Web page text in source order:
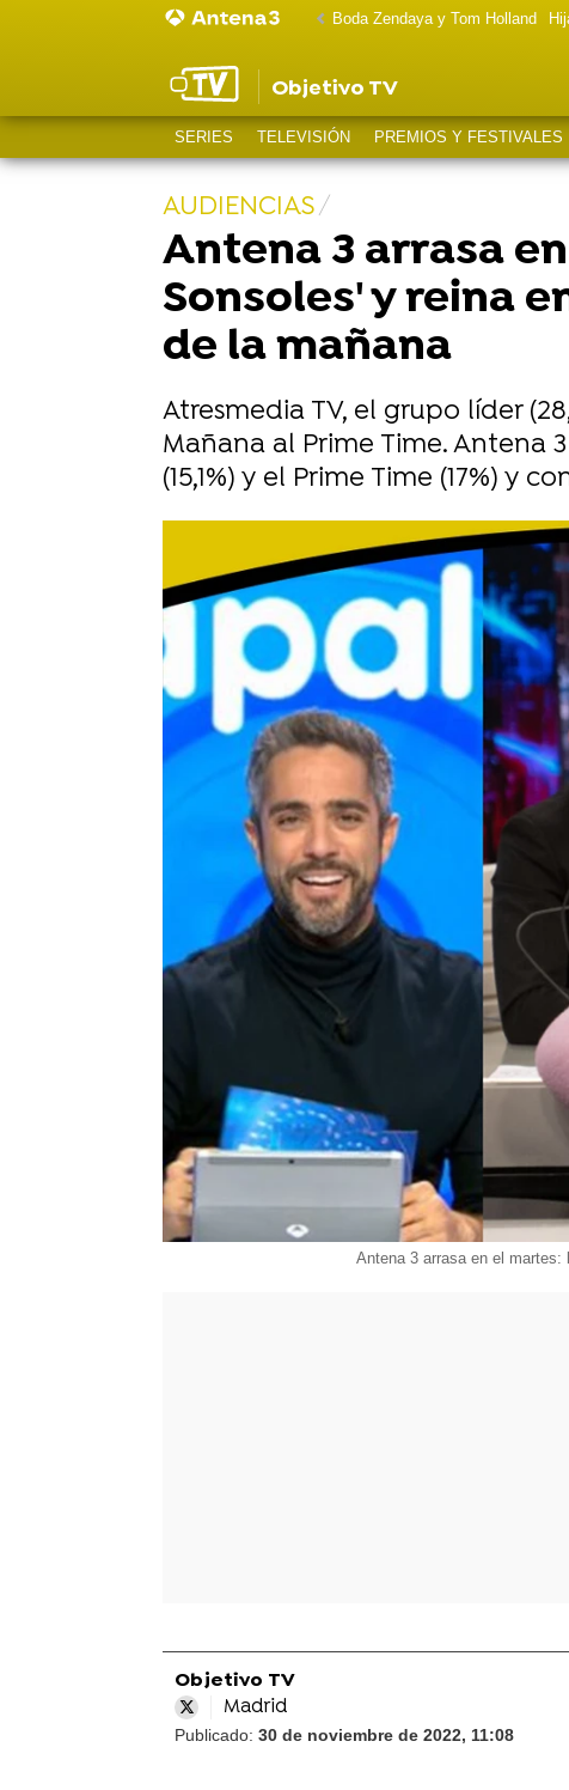
Boda Zendaya y Tom Holland
Objetivo TV
SERIES TELEVISIÓN PREMIOS Y FESTIVALES
AUDIENCIAS
Antena 3 arrasa
Sonsoles' y reina
de la mañana
Atresmedia TV, el grupo líder
Mañana al Prime Time. Antena
(15,1%) y el Prime Time (17%) y
Antena 3 arrasa en el
Objetivo TV
Madrid
Publicado: 30 de noviembre de 2022, 11:08